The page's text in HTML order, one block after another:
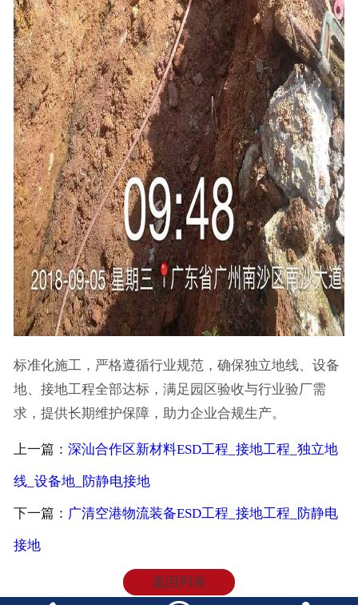
标准化施工，严格遵循行业规范，确保独立地线、设备
地、接地工程全部达标，满足园区验收与行业验厂需
求，提供长期维护保障，助力企业合规生产。
上一篇： 深汕合作区新材料ESD工程_接地工程_独立地
线_设备地_防静电接地
下一篇： 广清空港物流装备ESD工程_接地工程_防静电
接地
返回列表